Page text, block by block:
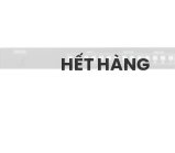
HẾT HÀNG